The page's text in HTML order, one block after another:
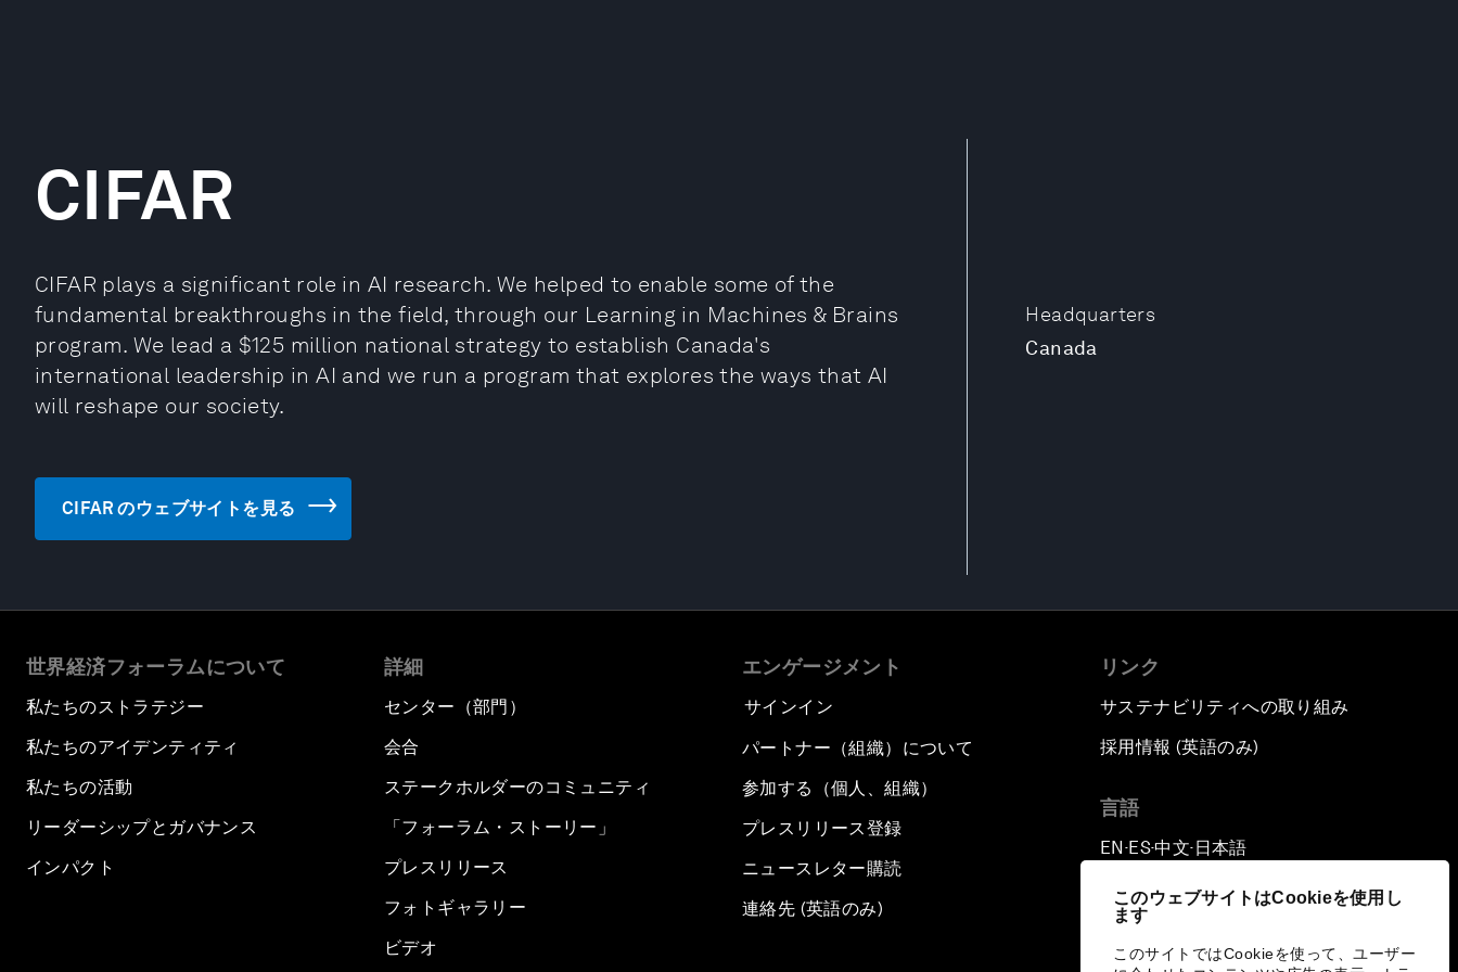
このウェブサイトはCookieを使用し
ます
このサイトではCookieを使って、ユーザー
Headquarters
Canada
CIFAR
CIFAR plays a significant role in AI research. We helped to enable some of the
fundamental breakthroughs in the field, through our Learning in Machines & Brains
program. We lead a $125 million national strategy to establish Canada's
international leadership in AI and we run a program that explores the ways that AI
will reshape our society.
CIFAR のウェブサイトを見る
世界経済フォーラムについて
私たちのストラテジー
私たちのアイデンティティ
私たちの活動
リーダーシップとガバナンス
インパクト
詳細
センター（部門）
会合
ステークホルダーのコミュニティ
「フォーラム・ストーリー」
プレスリリース
フォトギャラリー
ビデオ
エンゲージメント
サインイン
パートナー（組織）について
参加する（個人、組織）
プレスリリース登録
ニュースレター購読
連絡先 (英語のみ)
リンク
サステナビリティへの取り組み
採用情報 (英語のみ)
言語
EN ▪ES▪中文▪ 日本語